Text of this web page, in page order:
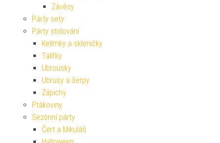
Závěsy
Párty sety
Párty stolování
Kelímky a skleničky
Talířky
Ubrousky
Ubrusy a šerpy
Zápichy
Ptákoviny
Sezónní párty
Čert a Mikuláš